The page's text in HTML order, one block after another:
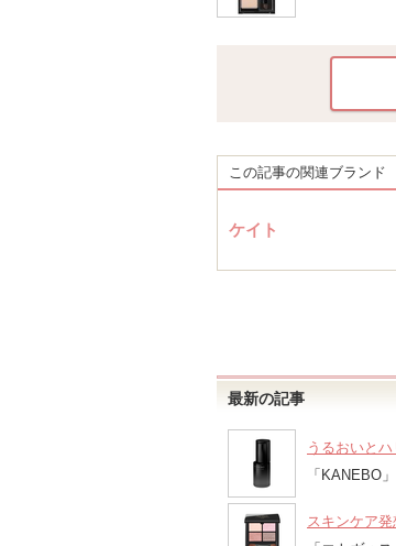
この記事の関連ブランド
ケイト
最新の記事
うるおいと
「KANEBO
スキンケア